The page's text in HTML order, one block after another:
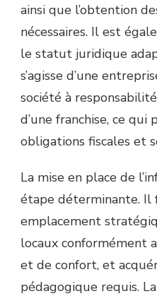
ainsi que l’obtention
nécessaires. Il est
le statut juridique
s’agisse d’une
société à
d’une franchise, ce
obligations fiscales et
La mise en place de
étape déterminante. Il
emplacement
locaux conformément
et de confort, et
pédagogique requis.